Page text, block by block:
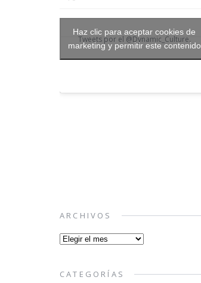
Tweets por el @Dynamic_Culture.
Haz clic para aceptar cookies de
marketing y permitir este contenido
ARCHIVOS
Archivos
CATEGORÍAS